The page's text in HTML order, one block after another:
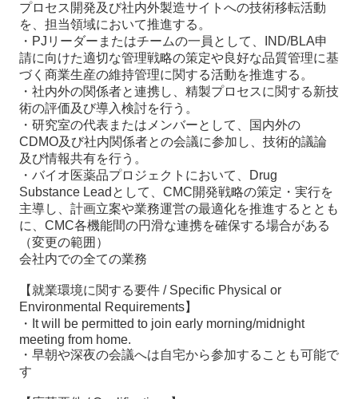
プロセス開発及び社内外製造サイトへの技術移転活動
を、担当領域において推進する。
・PJリーダーまたはチームの一員として、IND/BLA申
請に向けた適切な管理戦略の策定や良好な品質管理に基
づく商業生産の維持管理に関する活動を推進する。
・社内外の関係者と連携し、精製プロセスに関する新技
術の評価及び導入検討を行う。
・研究室の代表またはメンバーとして、国内外の
CDMO及び社内関係者との会議に参加し、技術的議論
及び情報共有を行う。
・バイオ医薬品プロジェクトにおいて、Drug
Substance Leadとして、CMC開発戦略の策定・実行を
主導し、計画立案や業務運営の最適化を推進するととも
に、CMC各機能間の円滑な連携を確保する場合がある
（変更の範囲）
会社内での全ての業務
【就業環境に関する要件 / Specific Physical or
Environmental Requirements】
・It will be permitted to join early morning/midnight
meeting from home.
・早朝や深夜の会議へは自宅から参加することも可能で
す